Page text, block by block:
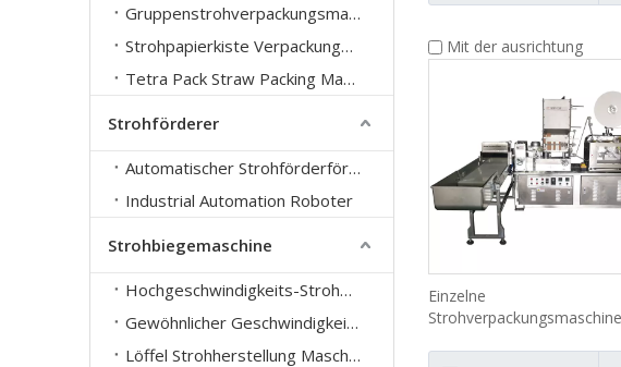
Gruppenstrohverpackungsmaschine
Strohpapierkiste Verpackungsmaschine
Tetra Pack Straw Packing Machine
Strohförderer
Automatischer Strohförderförderer
Industrial Automation Roboter
Strohbiegemaschine
Hochgeschwindigkeits-Strohbiegemaschine
Gewöhnlicher Geschwindigkeitsstrohbiegemaschine
Löffel Strohherstellung Maschine
Mit der ausrichtung
Einzelne
Strohverpackungsmaschine